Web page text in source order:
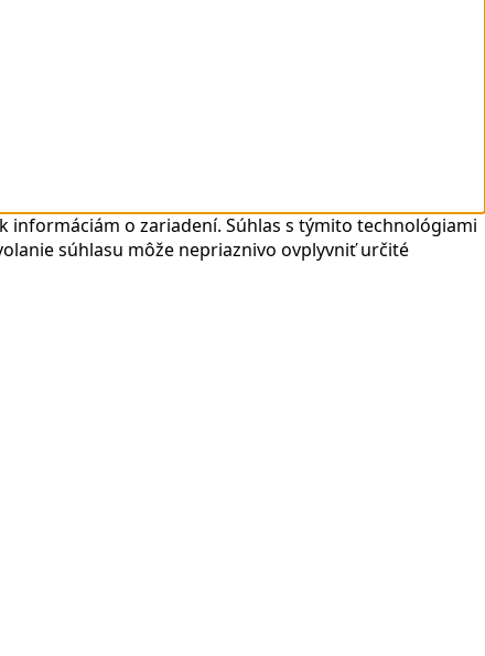
informáciám o zariadení. Súhlas s týmito technológiami
súhlasu môže nepriaznivo ovplyvniť určité